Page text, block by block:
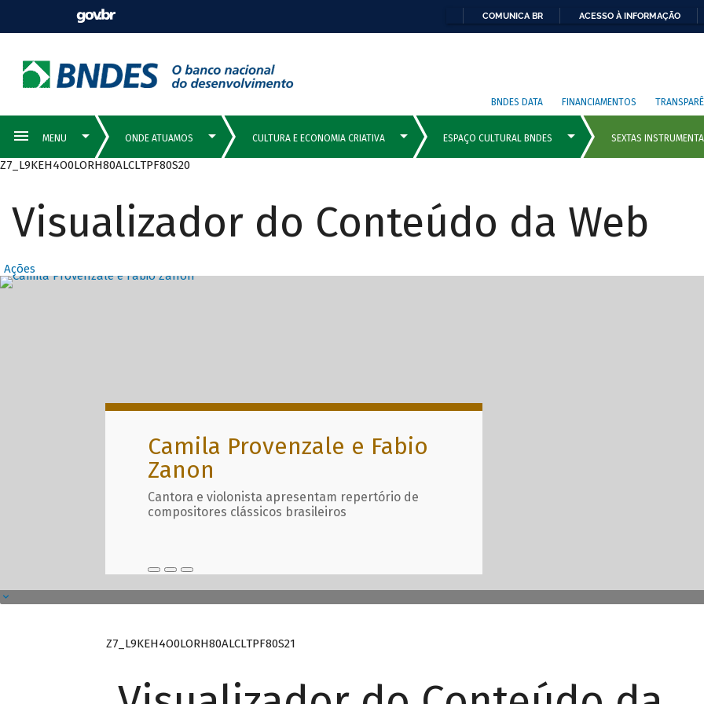
COMUNICA BR ACESSO À INFORMAÇÃO
BNDES DATA FINANCIAMENTOS
Z7_L9KEH4O0LORH80ALCLTPF80S20
Visualizador do Conteúdo da Web
Ações
Destaques Principais com
Camila Provenzale e Fabio
Zanon
Cantora e violonista apresentam repertório de
compositores clássicos brasileiros
Z7_L9KEH4O0LORH80ALCLTPF80S21